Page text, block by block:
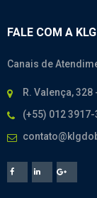
FALE COM A
Canais de
R. Valença,
(+55) 012